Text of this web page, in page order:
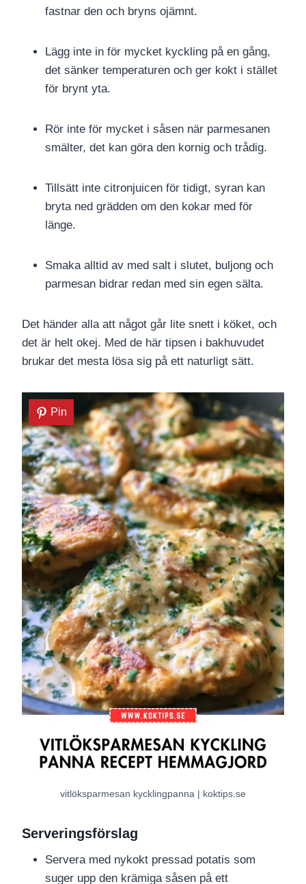
fastnar den och bryns ojämnt.
Lägg inte in för mycket kyckling på en gång,
det sänker temperaturen och ger kokt i stället
för brynt yta.
Rör inte för mycket i såsen när parmesanen
smälter, det kan göra den kornig och trådig.
Tillsätt inte citronjuicen för tidigt, syran kan
bryta ned grädden om den kokar med för
länge.
Smaka alltid av med salt i slutet, buljong och
parmesan bidrar redan med sin egen sälta.
Det händer alla att något går lite snett i köket, och
det är helt okej. Med de här tipsen i bakhuvudet
brukar det mesta lösa sig på ett naturligt sätt.
Pin
vitlöksparmesan kycklingpanna | koktips.se
Serveringsförslag
Servera med nykokt pressad potatis som
suger upp den krämiga såsen på ett